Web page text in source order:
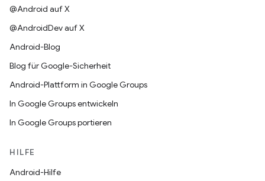
@Android auf X
@AndroidDev auf X
Android-Blog
Blog für Google-Sicherheit
Android-Plattform in Google Groups
In Google Groups entwickeln
In Google Groups portieren
HILFE
Android-Hilfe